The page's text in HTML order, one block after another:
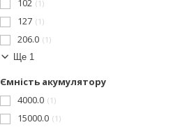
102 1
127 1
206.0 1
Ще 1
Ємність акумулятору
4000.0 1
15000.0 1